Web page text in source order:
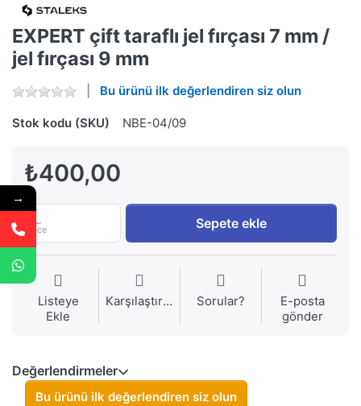
EXPERT çift taraflı jel fırçası 7 mm /
jel fırçası 9 mm
Bu ürünü ilk değerlendiren siz olun
Stok kodu (SKU) NBE-04/09
₺400,00
Piece Sepete ekle
Listeye
Ekle
Karşılaştırma Sorular?
E-posta
gönder
Değerlendirmeler
Bu ürünü ilk değerlendiren siz olun
→